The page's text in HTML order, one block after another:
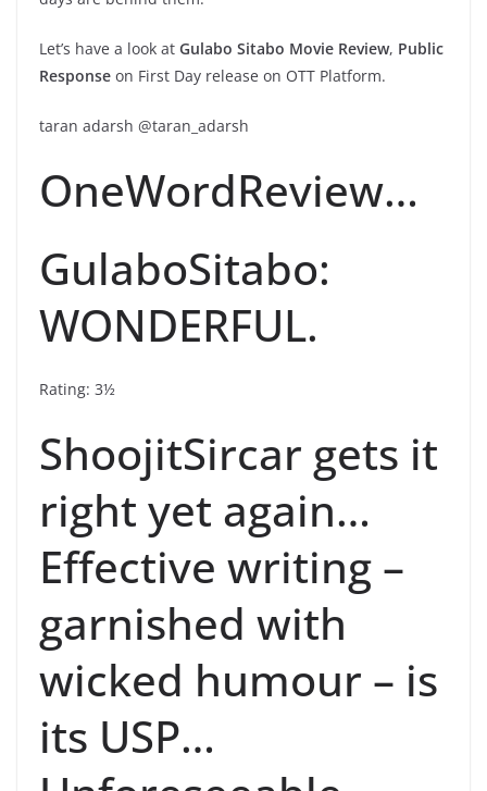
Let’s have a look at Gulabo Sitabo Movie Review, Public
Response on First Day release on OTT Platform.
taran adarsh @taran_adarsh
OneWordReview…
GulaboSitabo:
WONDERFUL.
Rating: 3½
ShoojitSircar gets it
right yet again…
Effective writing –
garnished with
wicked humour – is
its USP…